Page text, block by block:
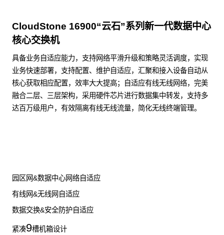
CloudStone 16900“云石”系列新一代数据中心
核心交换机
具备业务自适应能力，支持网络平滑升级和策略灵活调度，实现
业务快速部署，支持配置、维护自适应，汇聚和接入设备自动从
核心获取相应配置，效率大大提高；自适应有线无线网络，完美
融合二层、三层架构，采用硬件芯片进行数据集中转发，支持多
达百万级用户，有效隔离有线无线流量，简化无线终端管理。
园区网&数据中心网络自适应
有线网&无线网自适应
数据交换&安全防护自适应
紧凑9槽机箱设计